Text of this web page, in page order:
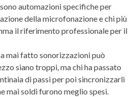
automazioni specifiche per
della microfonazione e chi più
il riferimento professionale per il
mai fatto sonorizzazioni può
siano troppi, ma chi ha passato
di passi per poi sincronizzarli
mai soldi furono meglio spesi.